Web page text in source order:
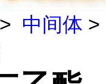
> 中间体 >